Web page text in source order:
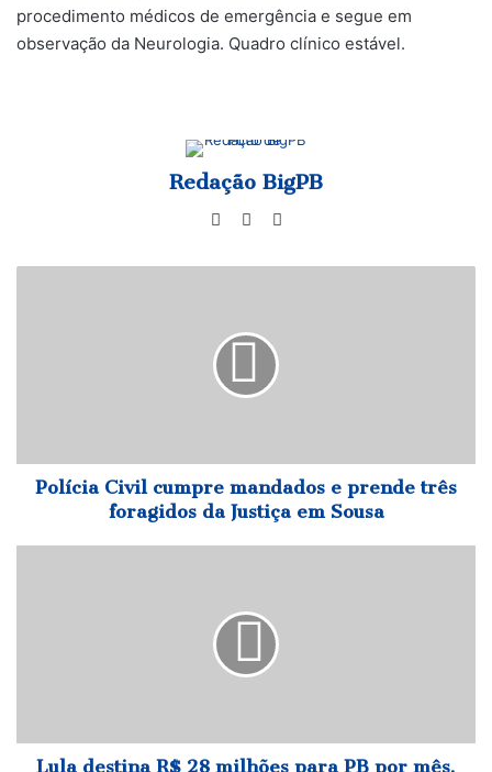
procedimento médicos de emergência e segue em
observação da Neurologia. Quadro clínico estável.
Redação BigPB
WebsiteFacebook
da
Justiça
Polícia Civil cumpre mandados e prende três
foragidos da Justiça em Sousa
mês,
paraLula destina R$ 28 milhões para PB por mês,